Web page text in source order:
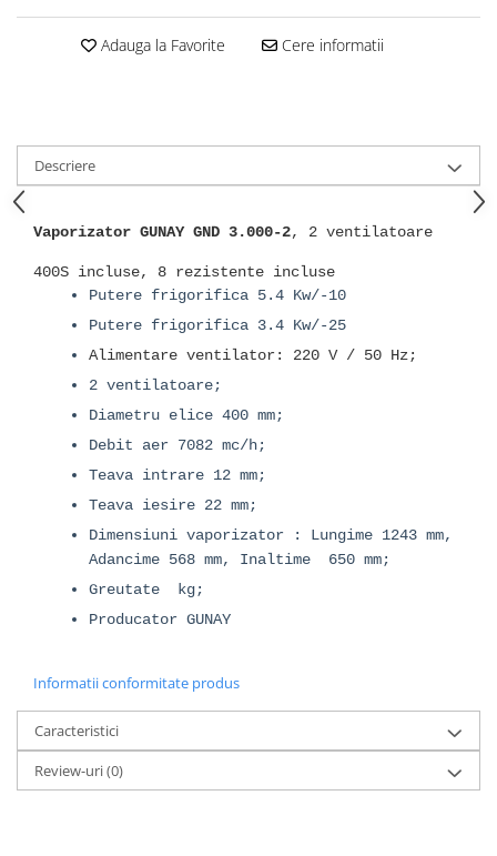
Adauga la Favorite Cere informatii
Descriere
Vaporizator GUNAY GND 3.000-2, 2 ventilatoare
400S incluse, 8 rezistente incluse
Putere frigorifica 5.4 Kw/-10
Putere frigorifica 3.4 Kw/-25
Alimentare ventilator: 220 V / 50 Hz;
2 ventilatoare;
Diametru elice 400 mm;
Debit aer 7082 mc/h;
Teava intrare 12 mm;
Teava iesire 22 mm;
Dimensiuni vaporizator : Lungime 1243 mm,
Adancime 568 mm, Inaltime 650 mm;
Greutate kg;
Producator GUNAY
Informatii conformitate produs
Caracteristici
Review-uri(0)